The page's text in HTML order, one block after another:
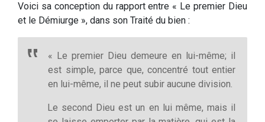
Voici sa conception du rapport entre « Le premier Dieu
et le Démiurge », dans son Traité du bien :
« Le premier Dieu demeure en lui-même; il
est simple, parce que, concentré tout entier
en lui-même, il ne peut subir aucune division.
Le second Dieu est un en lui même, mais il